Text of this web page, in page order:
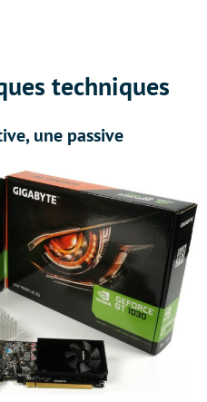
techniques
une passive